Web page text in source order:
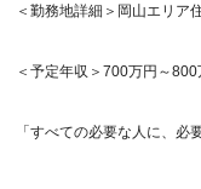
＜勤務地詳細＞岡山エリア
＜予定年収＞700万円～
「すべての必要な人に、